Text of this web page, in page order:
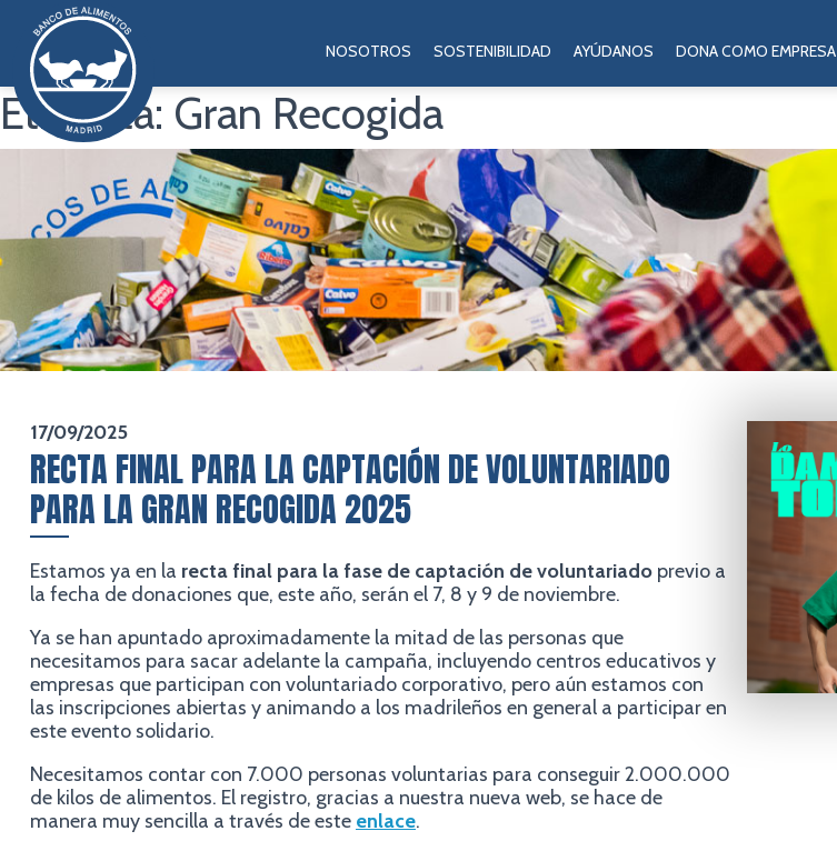
NOSOTROS SOSTENIBILIDAD AYÚDANOS DONA COMO EMPRESA
Etiqueta: Gran Recogida
17/09/2025
RECTA FINAL PARA LA CAPTACIÓN DE VOLUNTARIADO
PARA LA GRAN RECOGIDA 2025
Estamos ya en la recta final para la fase de captación de voluntariado previo a
la fecha de donaciones que, este año, serán el 7, 8 y 9 de noviembre.
Ya se han apuntado aproximadamente la mitad de las personas que
necesitamos para sacar adelante la campaña, incluyendo centros educativos y
empresas que participan con voluntariado corporativo, pero aún estamos con
las inscripciones abiertas y animando a los madrileños en general a participar en
este evento solidario.
Necesitamos contar con 7.000 personas voluntarias para conseguir 2.000.000
de kilos de alimentos. El registro, gracias a nuestra nueva web, se hace de
manera muy sencilla a través de este enlace.